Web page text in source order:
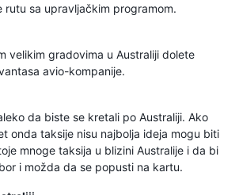
sa upravljačkim programom.
velikim gradovima u Australiji dolete
avio-kompanije.
da biste se kretali po Australiji. Ako
onda taksije nisu najbolja ideja mogu biti
mnoge taksija u blizini Australije i da bi
i možda da se popusti na kartu.